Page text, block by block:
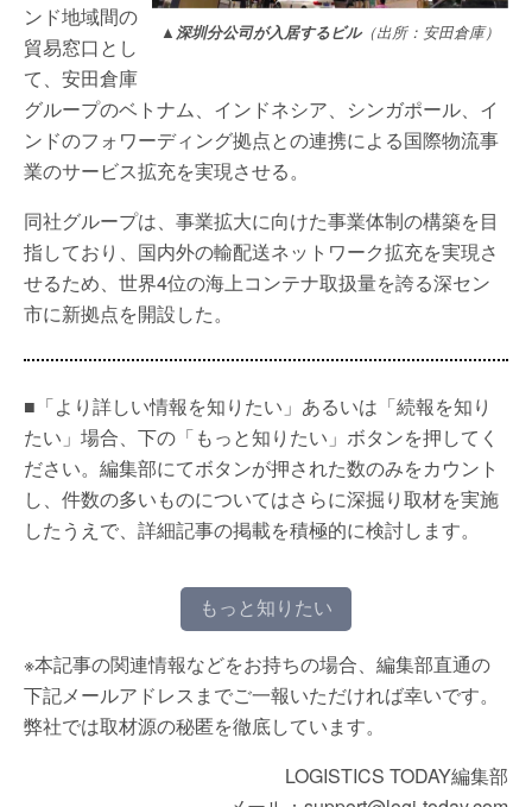
▲深圳分公司が入居するビル（出所：安田倉庫）
ンド地域間の
貿易窓口とし
て、安田倉庫
グループのベトナム、インドネシア、シンガポール、イ
ンドのフォワーディング拠点との連携による国際物流事
業のサービス拡充を実現させる。
同社グループは、事業拡大に向けた事業体制の構築を目
指しており、国内外の輸配送ネットワーク拡充を実現さ
せるため、世界4位の海上コンテナ取扱量を誇る深セン
市に新拠点を開設した。
■「より詳しい情報を知りたい」あるいは「続報を知り
たい」場合、下の「もっと知りたい」ボタンを押してく
ださい。編集部にてボタンが押された数のみをカウント
し、件数の多いものについてはさらに深掘り取材を実施
したうえで、詳細記事の掲載を積極的に検討します。
もっと知りたい
※本記事の関連情報などをお持ちの場合、編集部直通の
下記メールアドレスまでご一報いただければ幸いです。
弊社では取材源の秘匿を徹底しています。
LOGISTICS TODAY編集部